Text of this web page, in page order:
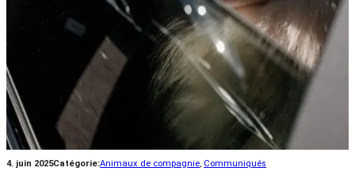
4. juin 2025Catégorie:Animaux de compagnie, Communiqués